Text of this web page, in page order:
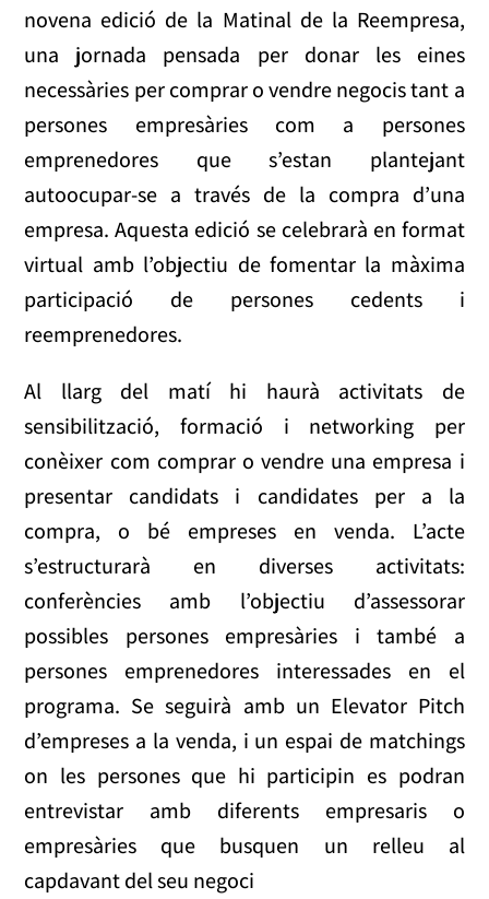
novena edició de la Matinal de la Reempresa,
una jornada pensada per donar les eines
necessàries per comprar o vendre negocis tant a
persones empresàries com a persones
emprenedores que s’estan plantejant
autoocupar-se a través de la compra d’una
empresa. Aquesta edició se celebrarà en format
virtual amb l’objectiu de fomentar la màxima
participació de persones cedents i
reemprenedores.
Al llarg del matí hi haurà activitats de
sensibilització, formació i networking per
conèixer com comprar o vendre una empresa i
presentar candidats i candidates per a la
compra, o bé empreses en venda. L’acte
s’estructurarà en diverses activitats:
conferències amb l’objectiu d’assessorar
possibles persones empresàries i també a
persones emprenedores interessades en el
programa. Se seguirà amb un Elevator Pitch
d’empreses a la venda, i un espai de matchings
on les persones que hi participin es podran
entrevistar amb diferents empresaris o
empresàries que busquen un relleu al
capdavant del seu negoci